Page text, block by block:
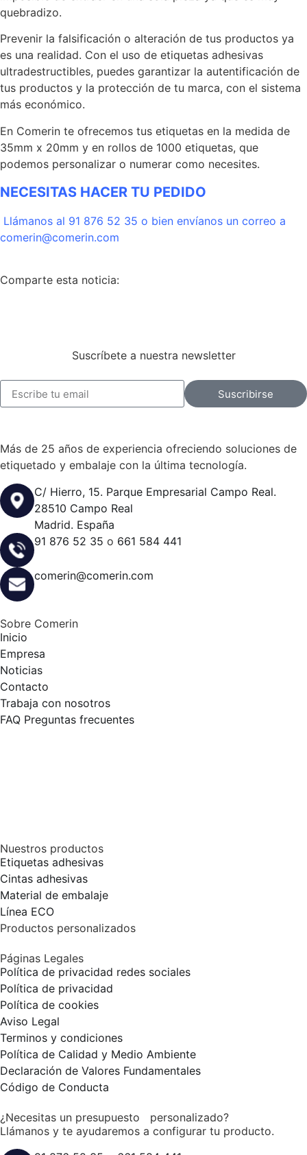
quebradizo.
Prevenir la falsificación o alteración de tus productos ya
es una realidad. Con el uso de etiquetas adhesivas
ultradestructibles, puedes garantizar la autentificación de
tus productos y la protección de tu marca, con el sistema
más económico.
En Comerin te ofrecemos tus etiquetas en la medida de
35mm x 20mm y en rollos de 1000 etiquetas, que
podemos personalizar o numerar como necesites.
NECESITAS HACER TU PEDIDO
Llámanos al 91 876 52 35 o bien envíanos un correo a
comerin@comerin.com
Comparte esta noticia:
Suscríbete a nuestra newsletter
Suscribirse
Más de 25 años de experiencia ofreciendo soluciones de
etiquetado y embalaje con la última tecnología.
C/ Hierro, 15. Parque Empresarial Campo Real.
28510 Campo Real
Madrid. España
91 876 52 35 o 661 584 441
comerin@comerin.com
Sobre Comerin
Inicio
Empresa
Noticias
Contacto
Trabaja con nosotros
FAQ Preguntas frecuentes
Nuestros productos
Etiquetas adhesivas
Cintas adhesivas
Material de embalaje
Línea ECO
Productos personalizados
Páginas Legales
Política de privacidad redes sociales
Política de privacidad
Política de cookies
Aviso Legal
Terminos y condiciones
Política de Calidad y Medio Ambiente
Declaración de Valores Fundamentales
Código de Conducta
¿Necesitas un presupuesto personalizado?
Llámanos y te ayudaremos a configurar tu producto.